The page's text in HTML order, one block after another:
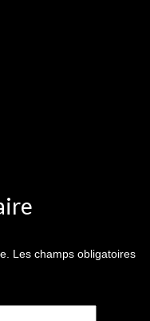
Les champs obligatoires